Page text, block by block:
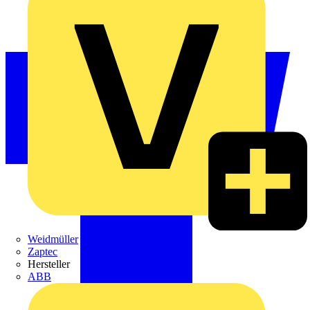
Weidmüller
Zaptec
Hersteller
ABB